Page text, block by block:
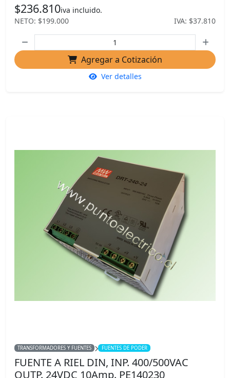
$236.810iva incluido.
NETO: $199.000
IVA: $37.810
Agregar a Cotización
Ver detalles
TRANSFORMADORES Y FUENTES FUENTES DE PODER
FUENTE A RIEL DIN, INP. 400/500VAC
OUTP. 24VDC 10Amp. PE140230